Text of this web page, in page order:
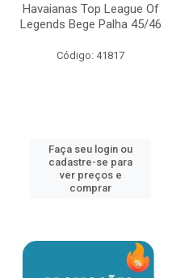
Havaianas Top League Of
Legends Bege Palha 45/46
Código: 41817
Faça seu login ou
cadastre-se para
ver preços e
comprar